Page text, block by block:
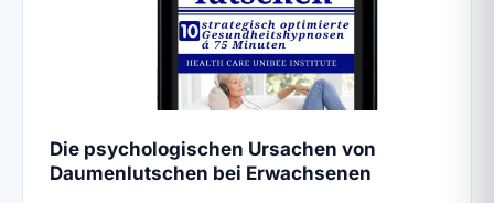
Die psychologischen Ursachen von
Daumenlutschen bei Erwachsenen